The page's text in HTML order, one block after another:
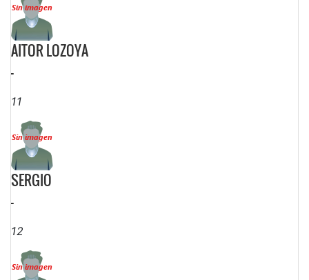
AITOR LOZOYA
-
11
SERGIO
-
12